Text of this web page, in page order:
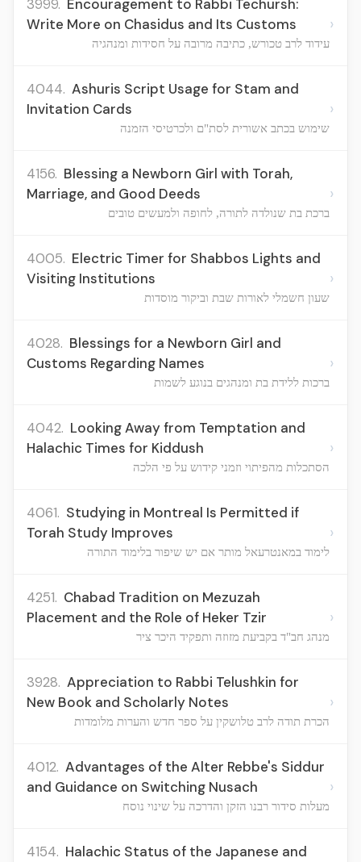
3999. Encouragement to Rabbi Techursh:
Write More on Chasidus and Its Customs
עידוד לרב טכורש, כתיבה מרובה על חסידות ומנהגיה
›
4044. Ashuris Script Usage for Stam and
Invitation Cards
שימוש בכתב אשורית לסת"ם ולכרטיסי הזמנה
›
4156. Blessing a Newborn Girl with Torah,
Marriage, and Good Deeds
ברכת בת שנולדה לתורה, לחופה ולמעשים טובים
›
4005. Electric Timer for Shabbos Lights and
Visiting Institutions
שעון חשמלי לאורות שבת וביקור מוסדות
›
4028. Blessings for a Newborn Girl and
Customs Regarding Names
ברכות ללידת בת ומנהגים בנוגע לשמות
›
4042. Looking Away from Temptation and
Halachic Times for Kiddush
הסתכלות מהפיתוי וזמני קידוש על פי הלכה
›
4061. Studying in Montreal Is Permitted if
Torah Study Improves
לימוד במאנטרעאל מותר אם יש שיפור בלימוד התורה
›
4251. Chabad Tradition on Mezuzah
Placement and the Role of Heker Tzir
מנהג חב"ד בקביעת מזוזה ותפקיד היכר ציר
›
3928. Appreciation to Rabbi Telushkin for
New Book and Scholarly Notes
הכרת תודה לרב טלושקין על ספר חדש והערות מלומדות
›
4012. Advantages of the Alter Rebbe's Siddur
and Guidance on Switching Nusach
מעלות סידור רבנו הזקן והדרכה על שינוי נוסח
›
4154. Halachic Status of the Japanese and